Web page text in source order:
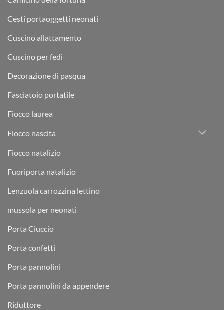
Cesti portaoggetti neonati
Cuscino allattamento
Cuscino per fedi
Decorazione di pasqua
Fasciatoio portatile
Fiocco laurea
Fiocco nascita
Fiocco natalizio
Fuoriporta natalizio
Lenzuola carrozzina lettino
mussola per neonati
Porta Ciuccio
Porta confetti
Porta pannolini
Porta pannolini da appendere
Riduttore